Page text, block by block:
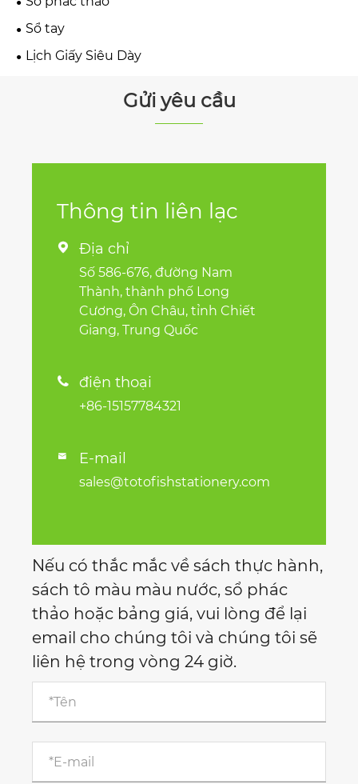
Sổ tay
Lịch Giấy Siêu Dày
Gửi yêu cầu
Thông tin liên lạc
 Địa chỉ
Số 586-676, đường Nam
Thành, thành phố Long
Cương, Ôn Châu, tỉnh Chiết
Giang, Trung Quốc
 điện thoại
+86-15157784321
 E-mail
sales@totofishstationery.com
Nếu có thắc mắc về sách thực hành,
sách tô màu màu nước, sổ phác
thảo hoặc bảng giá, vui lòng để lại
email cho chúng tôi và chúng tôi sẽ
liên hệ trong vòng 24 giờ.